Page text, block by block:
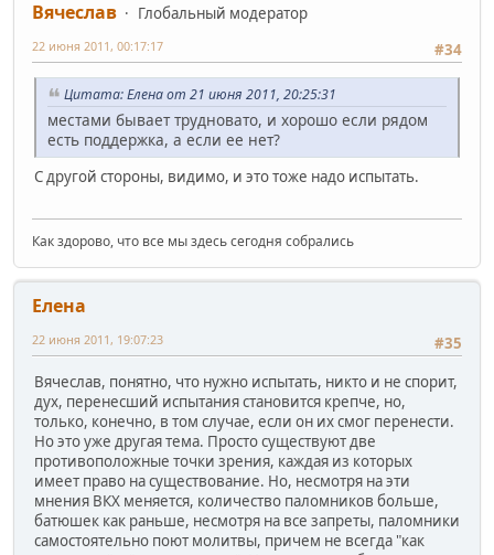
Вячеслав
Глобальный модератор
#34
22 июня 2011, 00:17:17
Цитата: Елена от 21 июня 2011, 20:25:31
местами бывает трудновато, и хорошо если рядом
есть поддержка, а если ее нет?
С другой стороны, видимо, и это тоже надо испытать.
Как здорово, что все мы здесь сегодня собрались
Елена
#35
22 июня 2011, 19:07:23
Вячеслав, понятно, что нужно испытать, никто и не спорит,
дух, перенесший испытания становится крепче, но,
только, конечно, в том случае, если он их смог перенести.
Но это уже другая тема. Просто существуют две
противоположные точки зрения, каждая из которых
имеет право на существование. Но, несмотря на эти
мнения ВКХ меняется, количество паломников больше,
батюшек как раньше, несмотря на все запреты, паломники
самостоятельно поют молитвы, причем не всегда "как